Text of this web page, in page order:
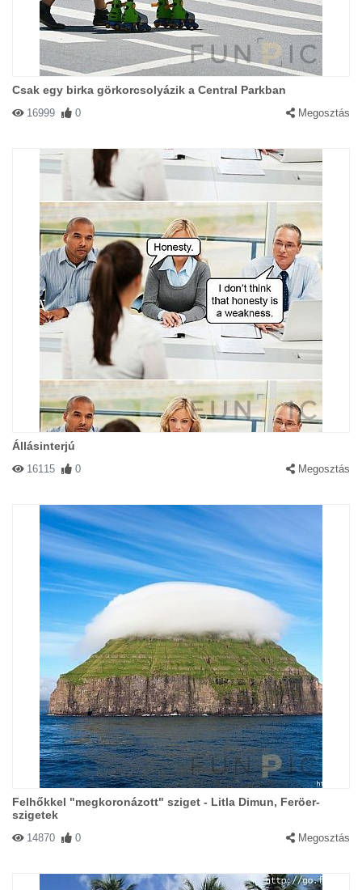
Csak egy birka görkorcsolyázik a Central Parkban
16999 0 Megosztás
Állásinterjú
16115 0 Megosztás
Felhőkkel "megkoronázott" sziget - Litla Dimun, Feröer-
szigetek
14870 0 Megosztás